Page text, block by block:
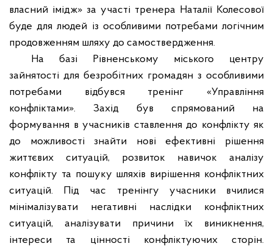
власний імідж» за участі тренера Наталії Колесової
буде для людей із особливими потребами логічним
продовженням шляху до самоствердження.
На базі Рівненському міського центру
зайнятості для безробітних громадян з особливими
потребами відбувся тренінг «Управління
конфліктами». Захід був спрямований на
формування в учасників ставлення до конфлікту як
до можливості знайти нові ефективні рішення
життєвих ситуацій, розвиток навичок аналізу
конфлікту та пошуку шляхів вирішення конфліктних
ситуацій. Під час тренінгу учасники вчилися
мінімалізувати негативні наслідки конфліктних
ситуацій, аналізувати причини їх виникнення,
інтереси та цінності конфліктуючих сторін.